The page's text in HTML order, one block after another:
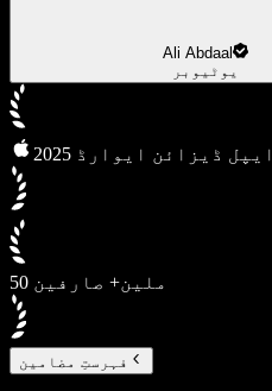
Ali Abdaal
یوٹیوبر
2025 ایپل ڈیزائن ایوارڈ
50 ملین+ صارفین
فہرستِ مضامین